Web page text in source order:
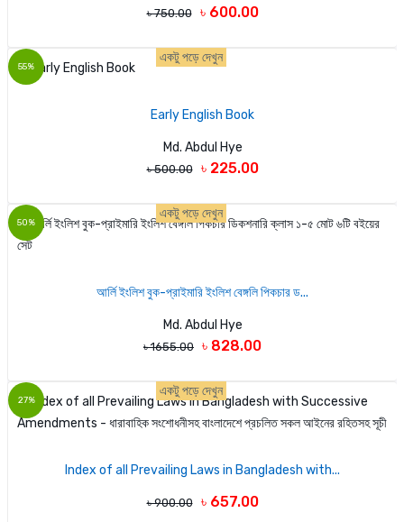
৳ 750.00 ৳ 600.00
55%
একটু পড়ে দেখুন
Early English Book
Md. Abdul Hye
৳ 500.00 ৳ 225.00
50%
একটু পড়ে দেখুন
আর্লি ইংলিশ বুক-প্রাইমারি ইংলিশ বেঙ্গলি পিকচার ড...
Md. Abdul Hye
৳ 1655.00 ৳ 828.00
27%
একটু পড়ে দেখুন
Index of all Prevailing Laws in Bangladesh with...
৳ 900.00 ৳ 657.00